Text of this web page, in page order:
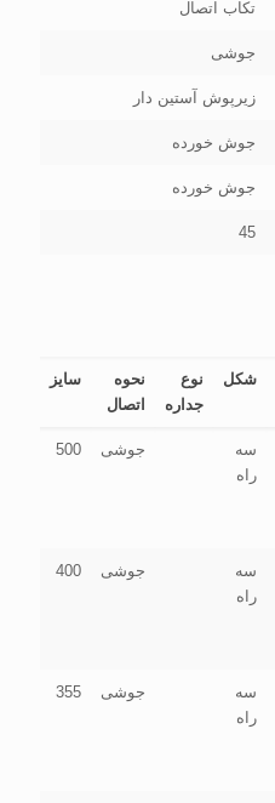
تکاب اتصال
جوشی
زیرپوش آستین دار
جوش خورده
جوش خورده
45
شکل
نوع
جداره
نحوه
اتصال
سایز
سه
راه
جوشی 500
سه
راه
جوشی 400
سه
راه
جوشی 355